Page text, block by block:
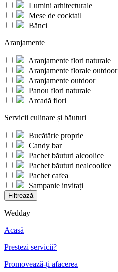
Lumini arhitecturale
Mese de cocktail
Bănci
Aranjamente
Aranjamente flori naturale
Aranjamente florale outdoor
Aranjamente outdoor
Panou flori naturale
Arcadă flori
Servicii culinare și băuturi
Bucătărie proprie
Candy bar
Pachet băuturi alcoolice
Pachet băuturi nealcoolice
Pachet cafea
Șampanie invitați
Filtrează
Wedday
Acasă
Prestezi servicii?
Promovează-ți afacerea